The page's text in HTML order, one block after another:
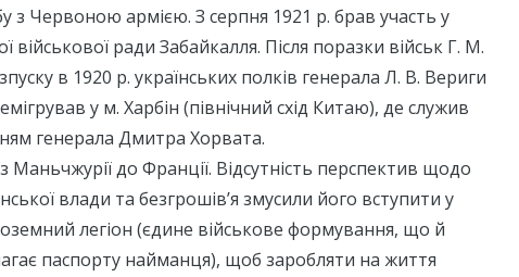
з Червоною армією. З серпня 1921 р. брав участь у
військової ради Забайкалля. Після поразки військ Г. М.
в 1920 р. українських полків генерала Л. В. Вериги
у м. Харбін (північний схід Китаю), де служив
генерала Дмитра Хорвата.
Маньчжурії до Франції. Відсутність перспектив щодо
влади та безгрошів’я змусили його вступити у
легіон (єдине військове формування, що й
паспорту найманця), щоб заробляти на життя